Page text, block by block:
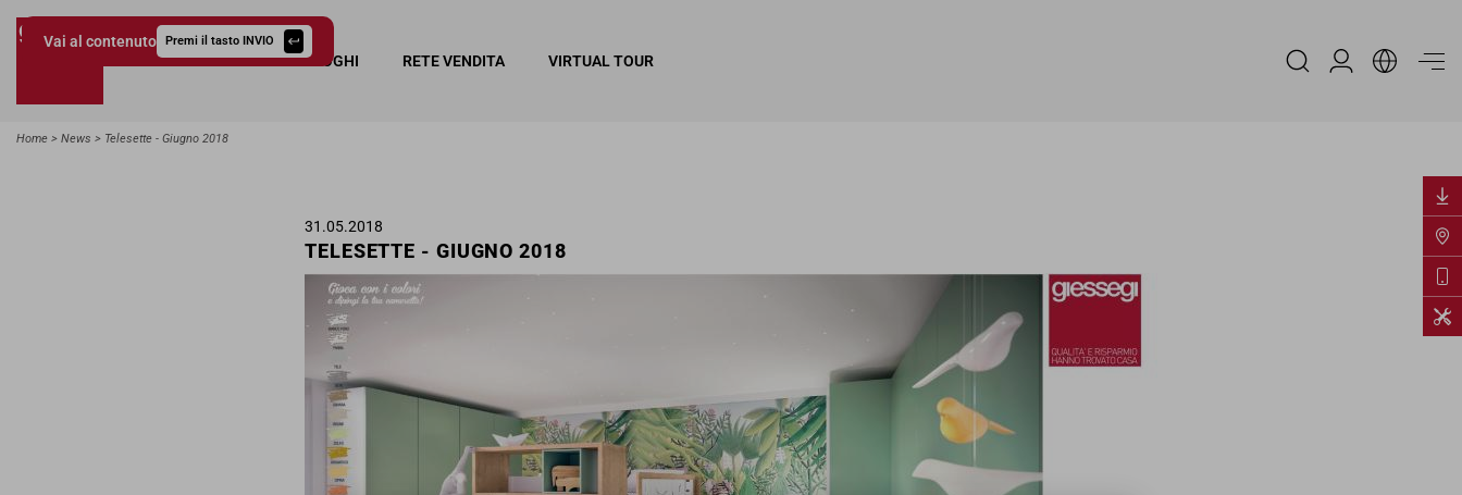
Vai al contenuto Premi il tasto INVIO
COLLEZIONI CATALOGHI RETE VENDITA VIRTUAL TOUR
Area Riservata
Home News Telesette - Giugno 2018
31.05.2018
TELESETTE - GIUGNO 2018